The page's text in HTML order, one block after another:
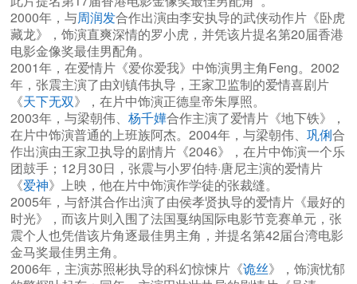
2000年，与周润发合作出演由李安执导的武侠动作片《卧虎
藏龙》，饰演直爽深情的罗小虎，并凭该片提名第20届香港
电影金像奖最佳男配角。
2001年，在爱情片《爱你爱我》中饰演男主角Feng。2002
年，张震主演了由刘镇伟执导，王家卫监制的爱情喜剧片
《天下无双》，在片中饰演正德皇帝朱厚照。
2003年，与梁朝伟、 杨千嬅合作主演了爱情片《地下铁》，
在片中饰演普通的上班族阿杰。2004年，与梁朝伟、 巩俐合
作出演由王家卫执导的剧情片《2046》，在片中饰演一个乐
团鼓手；12月30日，张震与小罗伯特·唐尼主演的爱情片
《爱神》上映，他在片中饰演作学徒的张裁缝。
2005年，与舒淇合作出演了由侯孝贤执导的爱情片《最好的
时光》，而该片则入围了法国戛纳国际电影节竞赛单元，张
震个人也凭借该片角逐最佳男主角，并提名第42届台湾电影
金马奖最佳男主角。
2006年，主演苏照彬执导的科幻惊悚片《诡丝》，饰演忧郁